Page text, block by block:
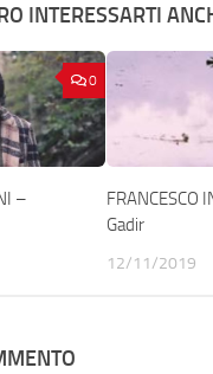
INTERESSARTI
0
–
FRANCESCO
Gadir
12/11/2019